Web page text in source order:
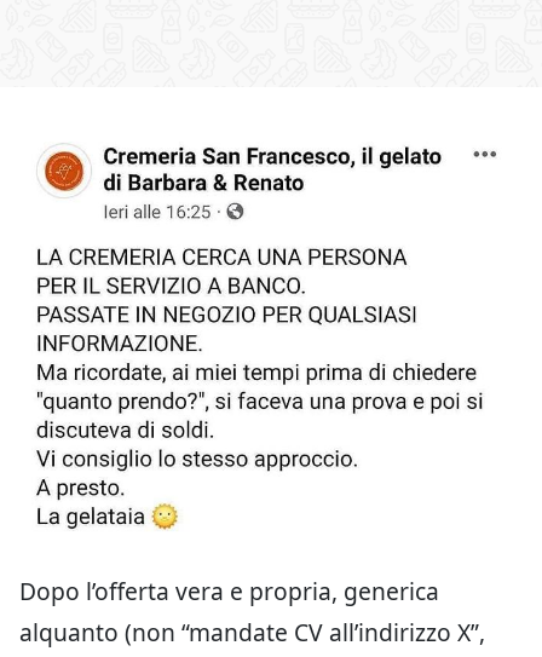
Dopo l’offerta vera e propria, generica
alquanto (non “mandate CV all’indirizzo X”,